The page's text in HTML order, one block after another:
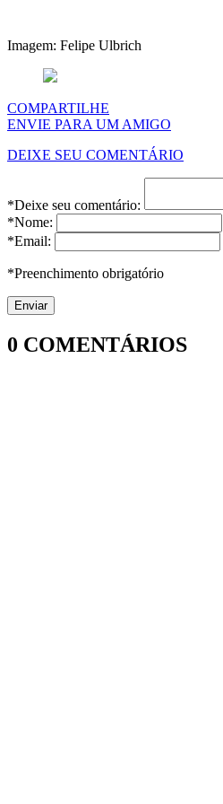
Imagem: Felipe Ulbrich
COMPARTILHE
ENVIE PARA UM AMIGO
DEIXE SEU COMENTÁRIO
*Deixe seu comentário:
*Nome:
*Email:
*Preenchimento obrigatório
0 COMENTÁRIOS